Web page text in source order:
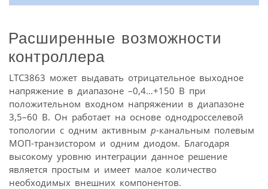
Расширенные возможности
контроллера
LTC3863 может выдавать отрицательное выходное
напряжение в диапазоне –0,4…+150 В при
положительном входном напряжении в диапазоне
3,5–60 В. Он работает на основе однодросселевой
топологии с одним активным р-канальным полевым
МОП-транзистором и одним диодом. Благодаря
высокому уровню интеграции данное решение
является простым и имеет малое количество
необходимых внешних компонентов.